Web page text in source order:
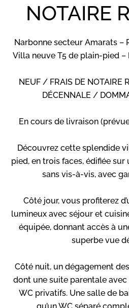
NOTAIRE
Narbonne secteur Amarats –
Villa neuve T5 de plain-pied –
NEUF / FRAIS DE NOTAIRE
DÉCENNALE /
En cours de livraison
Découvrez cette splendide
pied, en trois faces, édifiée sur
sans vis-à-vis, avec
Côté jour, vous profiterez
lumineux avec séjour et
équipée, donnant accès à
superbe vue
Côté nuit, un dégagement
dont une suite parentale avec
WC privatifs. Une salle de